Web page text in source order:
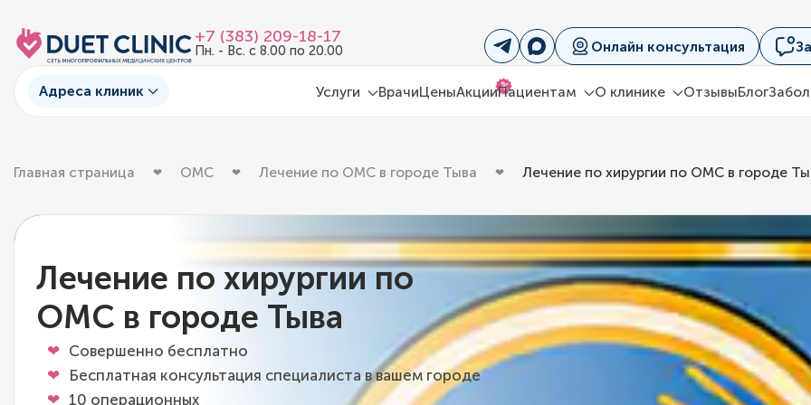
+7 (383) 209-18-17
Пн. - Вс. с 8.00 по 20.00 Онлайн консультация
Адреса клиник Услуги ВрачиЦеныАкции%
Пациентам О клинике ОтзывыБлог
Главная страница ОМС Лечение по ОМС в городе Тыва Лечение по хирургии по ОМС в городе
Лечение по хирургии по
ОМС в городе Тыва
Совершенно бесплатно
Бесплатная консультация специалиста в вашем городе
10 операционных